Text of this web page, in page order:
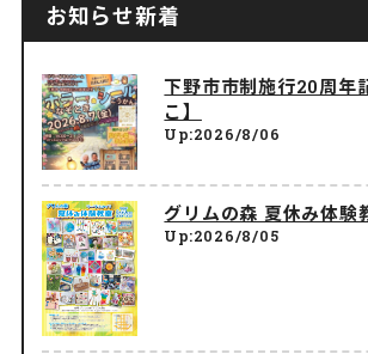
お知らせ新着
下野市市制施行20周
こ】
Up:2026/8/06
グリムの森 夏休み体験
Up:2026/8/05